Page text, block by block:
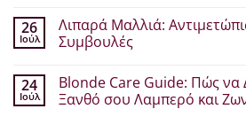
σχόλια
στο
Γιατί
Μάσκα
Μαλλιών
Είναι
26
Ιούλ
Λιπαρά Μαλλιά:
Συμβουλές
σχόλια
στο
Λιπαρά
24
Ιούλ
Blonde Care Guide: Πώς να
Ξανθό σου Λαμπερό και